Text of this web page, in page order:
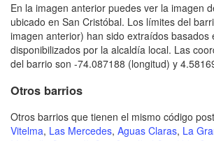
En la imagen anterior puedes ver la imagen
ubicado en San Cristóbal. Los límites del
imagen anterior) han sido extraídos basados
disponibilizados por la alcaldía local. Las
del barrio son -74.087188 (longitud) y
Otros barrios
Otros barrios que tienen el mismo código
Vitelma, Las Mercedes, Aguas Claras, La